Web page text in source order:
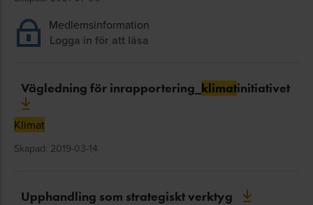
Medlemsinformation
Logga in för att läsa
Vägledning för inrapportering_ klimatinitiativet
Klimat
Skapad: 2019-03-14
Upphandling som strategiskt verktyg